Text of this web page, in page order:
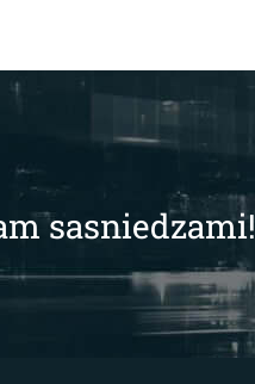
sasniedzami!